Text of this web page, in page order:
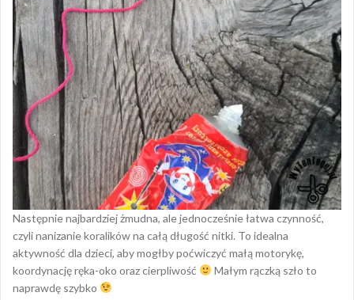
Następnie najbardziej żmudna, ale jednocześnie łatwa czynność,
czyli nanizanie koralików na całą długość nitki. To idealna
aktywność dla dzieci, aby mogłby poćwiczyć małą motorykę,
koordynację ręka-oko oraz cierpliwość
Małym rączką szło to
naprawdę szybko